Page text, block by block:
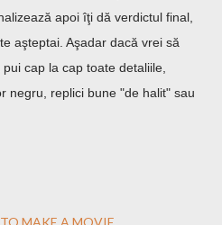
apoi îţi dă verdictul final,
aşteptai. Aşadar dacă vrei să
cap la cap toate detaliile,
negru, replici bune "de halit" sau
MAKE A MOVIE